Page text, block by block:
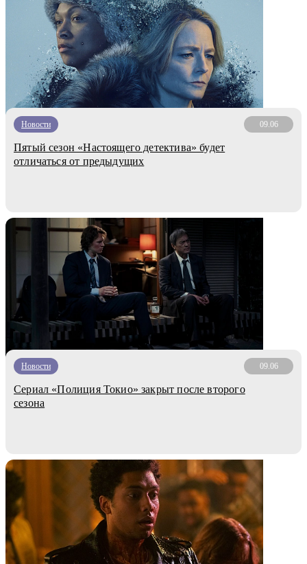
Новости 09.06
Пятый сезон «Настоящего детектива» будет
отличаться от предыдущих
Новости 09.06
Сериал «Полиция Токио» закрыт после второго
сезона